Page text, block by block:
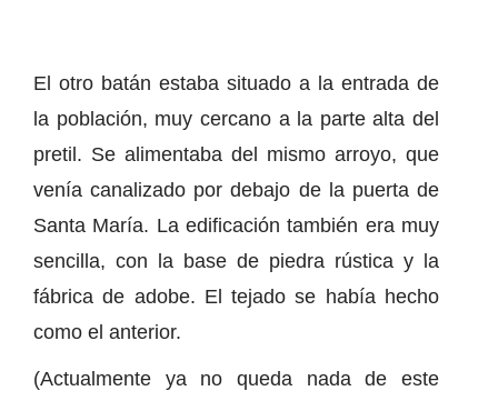
El otro batán estaba situado a la entrada de
la población, muy cercano a la parte alta del
pretil. Se alimentaba del mismo arroyo, que
venía canalizado por debajo de la puerta de
Santa María. La edificación también era muy
sencilla, con la base de piedra rústica y la
fábrica de adobe. El tejado se había hecho
como el anterior.
(Actualmente ya no queda nada de este